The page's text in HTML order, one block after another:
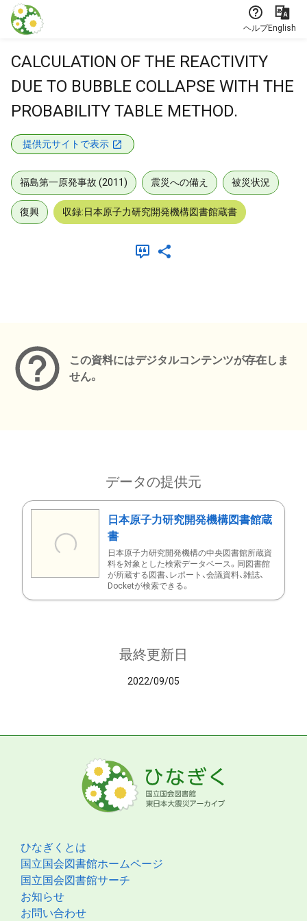
本文に飛ぶ
ヘルプEnglish
CALCULATION OF THE REACTIVITY
DUE TO BUBBLE COLLAPSE WITH THE
PROBABILITY TABLE METHOD.
提供元サイトで表示
福島第一原発事故 (2011) 震災への備え 被災状況
復興 収録:日本原子力研究開発機構図書館蔵書
この資料にはデジタルコンテンツが存在しま
せん。
データの提供元
日本原子力研究開発機構図書館蔵
書
日本原子力研究開発機構の中央図書館所蔵資
料を対象とした検索データベース。同図書館
が所蔵する図書、レポート、会議資料、雑誌、
Docketが検索できる。
最終更新日
2022/09/05
ひなぎくとは
国立国会図書館ホームページ
国立国会図書館サーチ
お知らせ
お問い合わせ